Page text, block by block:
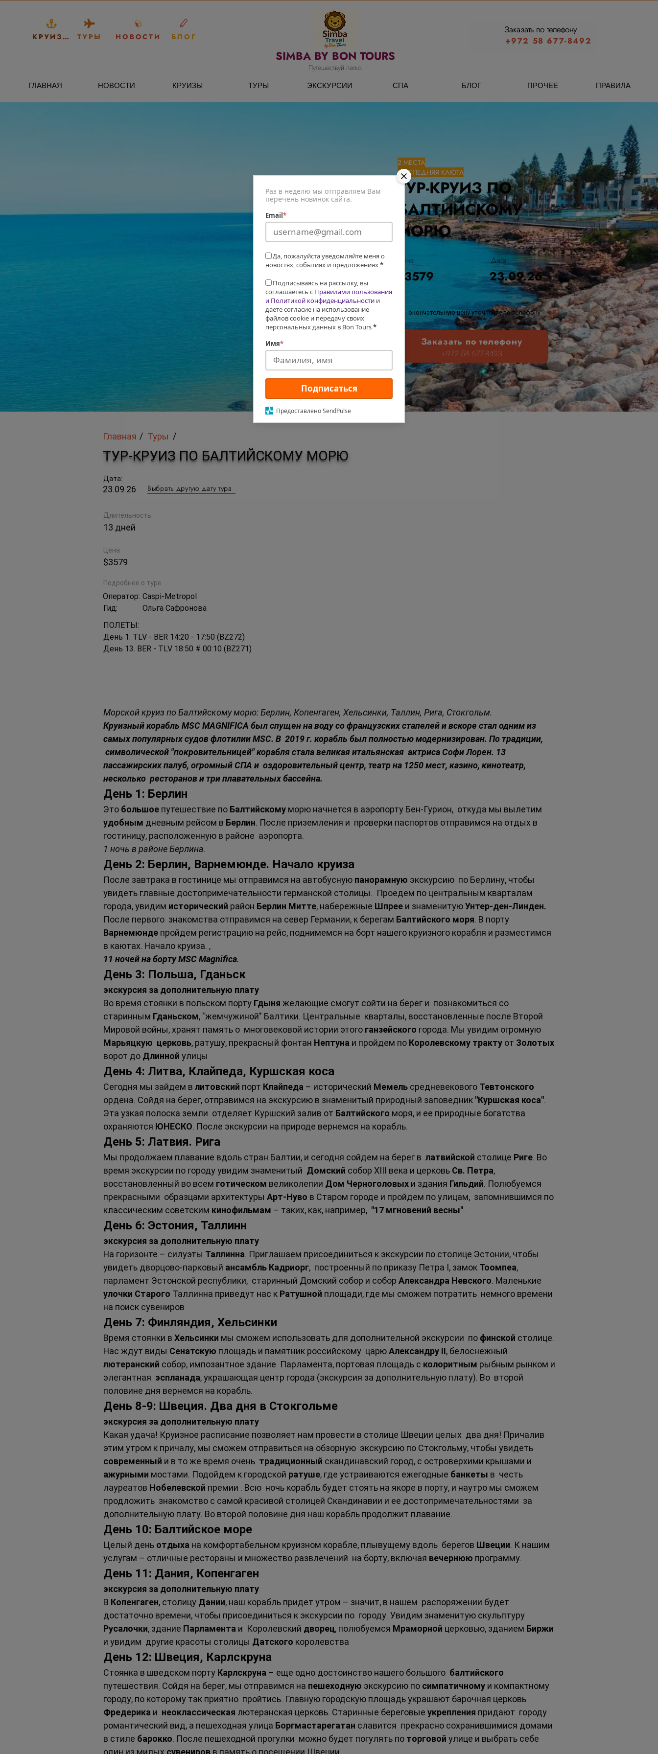
Раз в неделю мы отправляем Вам
перечень новинок сайта.
Email *
Да, пожалуйста уведомляйте меня о
новостях, событиях и предложениях*
Подписываясь на рассылку, вы
соглашаетесь с Правилами пользования
и Политикой конфиденциальности и
даете согласие на использование
файлов cookie и передачу своих
персональных данных в Bon Tours*
Имя*
Подписаться
Предоставлено SendPulse
КРУИЗЫ ТУРЫ НОВОСТИ БЛОГ
Путешествуй легко
SIMBA BY BON TOURS
+972 58 677-8492
Заказать по телефону
ГЛАВНАЯ НОВОСТИ КРУИЗЫ ТУРЫ ЭКСКУРСИИ СПА БЛОГ ПРОЧЕЕ ПРАВИЛА
2 МЕСТА
ПОСЛЕДНЯЯ КАЮТА
ТУР-КРУИЗ ПО
БАЛТИЙСКОМУ
МОРЮ
Цена
$3579
Дата
23.09.26
окончательную цену уточняйте по телефону
Заказать по телефону
+972 58 677-8493
Главная / Туры /
ТУР-КРУИЗ ПО БАЛТИЙСКОМУ МОРЮ
Дата:
23.09.26 Выбрать другую дату тура
Длительность:
13 дней
Цена
$3579
Подробнее о туре
Оператор: Caspi-Metropol
Гид:
Ольга Сафронова
ПОЛЕТЫ:
День 1. TLV - BER 14:20 - 17:50 (BZ272)
День 13. BER - TLV 18:50 # 00:10 (BZ271)
Морской круиз по Балтийскому морю: Берлин, Копенгаген, Хельсинки, Таллин, Рига, Стокгольм.
Круизный корабль MSC MAGNIFICA был спущен на воду со французских стапелей и вскоре стал одним из
самых популярных судов флотилии MSC. В  2019 г. корабль был полностью модернизирован. По традиции,
символической "покровительницей" корабля стала великая итальянская  актриса Софи Лорен. 13
пассажирских палуб, огромный СПА и  оздоровительный центр, театр на 1250 мест, казино, кинотеатр,
несколько  ресторанов и три плавательных бассейна.
День 1: Берлин
Это большое путешествие по Балтийскому морю начнется в аэропорту Бен-Гурион,  откуда мы вылетим
удобным дневным рейсом в Берлин. После приземления и  проверки паспортов отправимся на отдых в
гостиницу, расположенную в районе  аэропорта.
1 ночь в районе Берлина.
День 2: Берлин, Варнемюнде. Начало круиза
После завтрака в гостинице мы отправимся на автобусную панорамную экскурсию  по Берлину, чтобы
увидеть главные достопримечательности германской столицы.  Проедем по центральным кварталам
города, увидим исторический район Берлин Митте, набережные Шпрее и знаменитую Унтер-ден-Линден.
После первого  знакомства отправимся на север Германии, к берегам Балтийского моря. В порту
Варнемюнде пройдем регистрацию на рейс, поднимемся на борт нашего круизного корабля и разместимся
в каютах. Начало круиза. ,
11 ночей на борту MSC Magnifica.
День 3: Польша, Гданьск
экскурсия за дополнительную плату
Во время стоянки в польском порту Гдыня желающие смогут сойти на берег и  познакомиться со
старинным Гданьском, "жемчужиной" Балтики. Центральные  кварталы, восстановленные после Второй
Мировой войны, хранят память о  многовековой истории этого ганзейского города. Мы увидим огромную
Марьяцкую  церковь, ратушу, прекрасный фонтан Нептуна и пройдем по Королевскому тракту от Золотых
ворот до Длинной улицы
День 4: Литва, Клайпеда, Куршская коса
Сегодня мы зайдем в литовский порт Клайпеда – исторический Мемель средневекового Тевтонского
ордена. Сойдя на берег, отправимся на экскурсию в знаменитый природный заповедник "Куршская коса".
Эта узкая полоска земли  отделяет Куршский залив от Балтийского моря, и ее природные богатства
охраняются ЮНЕСКО. После экскурсии на природе вернемся на корабль.
День 5: Латвия. Рига
Мы продолжаем плавание вдоль стран Балтии, и сегодня сойдем на берег в латвийской столице Риге. Во
время экскурсии по городу увидим знаменитый Домский собор XIII века и церковь Св. Петра,
восстановленный во всем готическом великолепии Дом Черноголовых и здания Гильдий. Полюбуемся
прекрасными  образцами архитектуры Арт-Нуво в Старом городе и пройдем по улицам,  запомнившимся по
классическим советским кинофильмам – таких, как, например, "17 мгновений весны".
День 6: Эстония, Таллинн
экскурсия за дополнительную плату
На горизонте – силуэты Таллинна. Приглашаем присоединиться к экскурсии по столице Эстонии, чтобы
увидеть дворцово-парковый ансамбль Кадриорг,  построенный по приказу Петра I, замок Тоомпеа,
парламент Эстонской республики,  старинный Домский собор и собор Александра Невского. Маленькие
улочки Старого Таллинна приведут нас к Ратушной площади, где мы сможем потратить  немного времени
на поиск сувениров
День 7: Финляндия, Хельсинки
Время стоянки в Хельсинки мы сможем использовать для дополнительной экскурсии  по финской столице.
Нас ждут виды Сенатскую площадь и памятник российскому  царю Александру II, белоснежный
лютеранский собор, импозантное здание  Парламента, портовая площадь с колоритным рыбным рынком и
элегантная эспланада, украшающая центр города (экскурсия за дополнительную плату). Во  второй
половине дня вернемся на корабль.
День 8-9: Швеция. Два дня в Стокгольме
экскурсия за дополнительную плату
Какая удача! Круизное расписание позволяет нам провести в столице Швеции целых  два дня! Причалив
этим утром к причалу, мы сможем отправиться на обзорную  экскурсию по Стокгольму, чтобы увидеть
современный и в то же время очень традиционный скандинавский город, с островерхими крышами и
ажурными мостами. Подойдем к городской ратуше, где устраиваются ежегодные банкеты в  честь
лауреатов Нобелевской премии . Всю  ночь корабль будет стоять на якоре в порту, и наутро мы сможем
продложить  знакомство с самой красивой столицей Скандинавии и ее достопримечательностями  за
дополнительную плату. Во второй половине дня наш корабль продолжит плавание.
День 10: Балтийское море
Целый день отдыха на комфортабельном круизном корабле, плывущему вдоль  берегов Швеции. К нашим
услугам – отличные рестораны и множество развлечений  на борту, включая вечернюю программу.
День 11: Дания, Копенгаген
экскурсия за дополнительную плату
В Копенгаген, столицу Дании, наш корабль придет утром – значит, в нашем  распоряжении будет
достаточно времени, чтобы присоединиться к экскурсии по  городу. Увидим знаменитую скульптуру
Русалочки, здание Парламента и  Королевский дворец, полюбуемся Мраморной церковью, зданием Биржи
и увидим  другие красоты столицы Датского королевства
День 12: Швеция, Карлскруна
Стоянка в шведском порту Карлскруна – еще одно достоинство нашего большого балтийского
путешествия. Сойдя на берег, мы отправимся на пешеходную экскурсию по симпатичному и компактному
городу, по которому так приятно  пройтись. Главную городскую площадь украшают барочная церковь
Фредерика и неоклассическая лютеранская церковь. Старинные береговые укрепления придают  городу
романтический вид, а пешеходная улица Боргмастарегатан славится  прекрасно сохранившимися домами
в стиле барокко. После пешеходной прогулки  можно будет погулять по торговой улице и выбрать себе
один из милых сувениров в память о посещении Швеции.